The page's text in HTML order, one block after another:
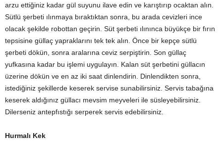
arzu ettiğiniz kadar gül suyunu ilave edin ve karıştırıp ocaktan alın.
Sütlü şerbeti ılınmaya bıraktıktan sonra, bu arada cevizleri ince
olacak şekilde robottan geçirin. Süt şerbeti ılınınca büyükçe bir fırın
tepsisine güllaç yapraklarını tek tek alın. Önce bir kepçe sütlü
şerbeti dökün, sonra aralarına ceviz serpiştirin. Son güllaç
yufkasına kadar bu işlemi uygulayın. Kalan süt şerbetini güllacın
üzerine dökün ve en az iki saat dinlendirin. Dinlendikten sonra,
istediğiniz şekillerde keserek servise sunabilirsiniz. Servis tabağına
keserek aldığınız güllacı mevsim meyveleri ile süsleyebilirsiniz.
Dilerseniz antepfıstığı serperek servis edebilirsiniz.
Hurmalı Kek